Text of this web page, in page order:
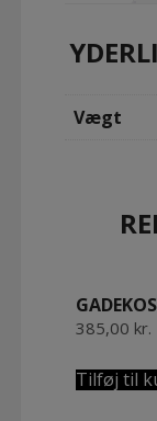
Olieret
bøgetræ
Vægt
385,00 kr.
Tilføj til